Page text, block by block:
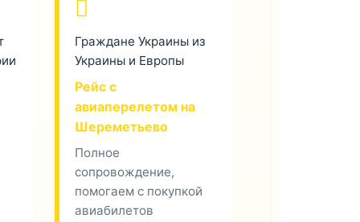
Граждане Украины из
Украины и Европы
Рейс с
авиаперелетом на
Шереметьево
Полное
сопровождение,
помогаем с покупкой
авиабилетов